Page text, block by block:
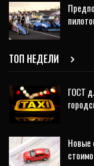
ТОП НЕДЕЛИ
ГОСТ
Новые